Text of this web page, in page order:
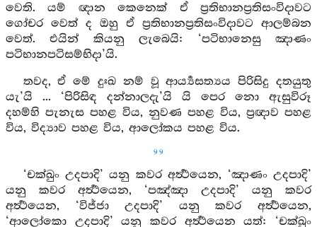
වෙති. යම් ඥාන කෙනෙක් ඒ ප්‍රතිභානප්‍රතිසංවිදාවට
ගෝචර වෙත් ද ඔහු ඒ ප්‍රතිභානප්‍රතිසංවිදාවට ආලම්බන
වෙත්. එයින් කියනු ලැබෙයි: ‘පටිභානෙසු ඤාණං
පටිභානපටිසම්භිදා’යි.
තවද, ඒ මේ දුඃඛ නම් වූ ආර්‍ය්‍යසත්‍යය පිරිසිදු දතයුතු
යැ’යි ... ‘පිරිසිඳ දන්නාලදැ’යි යි පෙර නො ඇසුවිරූ
දහම්හි පැනැස පහළ විය, නුවණ පහළ විය, ප්‍රඥාව පහළ
විය, විද්‍යාව පහළ විය, ආලෝකය පහළ විය.
99
‘චක්ඛුං උදපාදි’ යනු කවර අර්‍ත්‍ථයෙන, ‘ඤාණං උදපාදි’
යනු කවර අර්‍ත්‍ථයෙන, ‘පඤ්ඤා උදපාදි’ යනු කවර
අර්‍ත්‍ථයෙන, ‘විජ්ජා උදපාදි’ යනු කවර අර්‍ත්‍ථයෙන,
‘ආලෝකො උදපාදි’ යනු කවර අර්‍ත්‍ථයෙන යත්: ‘චක්ඛුං